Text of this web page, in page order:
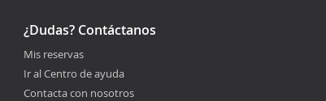
¿Dudas? Contáctanos
Mis reservas
Ir al Centro de ayuda
Contacta con nosotros